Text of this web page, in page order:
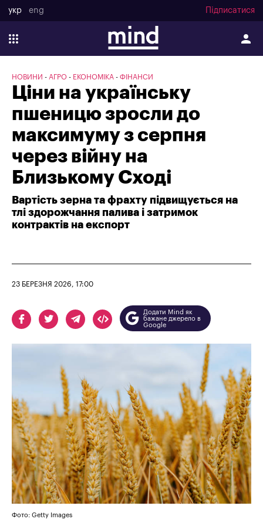
укр eng Підписатися
НОВИНИ АГРО ЕКОНОМІКА ФІНАНСИ
Ціни на українську
пшеницю зросли до
максимуму з серпня
через війну на
Близькому Сході
Вартість зерна та фрахту підвищується на
тлі здорожчання палива і затримок
контрактів на експорт
23 БЕРЕЗНЯ 2026, 17:00
Додати Mind як
бажане джерело в
Google
Фото: Getty Images